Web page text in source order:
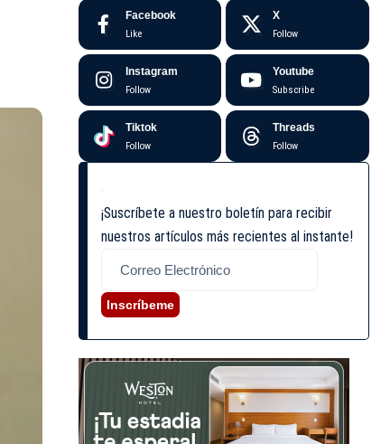
Facebook
Like
X
Follow
Instagram
Follow
Youtube
Subscribe
Tiktok
Follow
Threads
Follow
¡Suscríbete a nuestro boletín para recibir
nuestros artículos más recientes al instante!
Inscríbeme